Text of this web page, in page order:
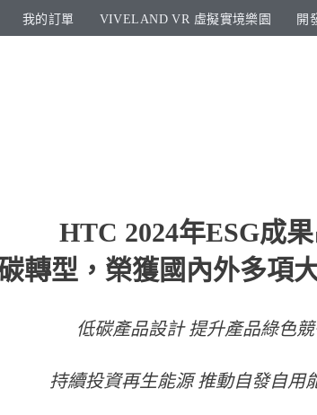
我的訂單 VIVELAND VR 虛擬實境樂園​ 開
HTC 2024年ESG成
轉型，榮獲國內外多項
低碳產品設計 提升產品綠色
持續投資再生能源 推動自發自用